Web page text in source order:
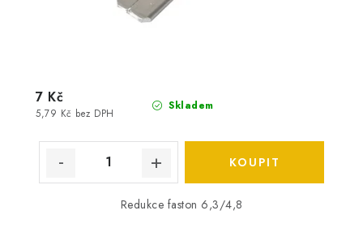
Skladem
5,79 Kč bez DPH
7 Kč
Redukce faston 6,3/4,8